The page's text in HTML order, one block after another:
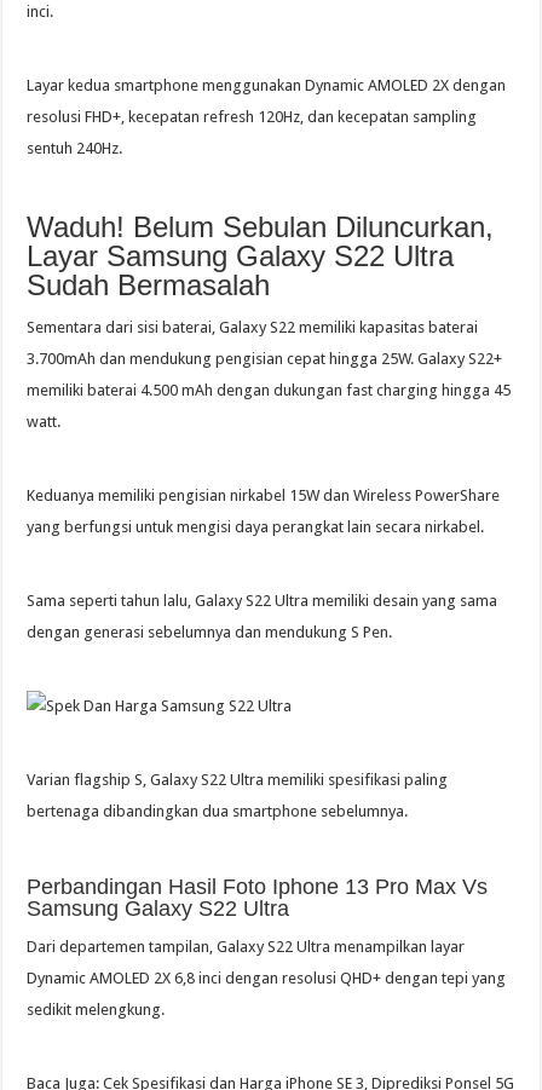
inci.
Layar kedua smartphone menggunakan Dynamic AMOLED 2X dengan
resolusi FHD+, kecepatan refresh 120Hz, dan kecepatan sampling
sentuh 240Hz.
Waduh! Belum Sebulan Diluncurkan,
Layar Samsung Galaxy S22 Ultra
Sudah Bermasalah
Sementara dari sisi baterai, Galaxy S22 memiliki kapasitas baterai
3.700mAh dan mendukung pengisian cepat hingga 25W. Galaxy S22+
memiliki baterai 4.500 mAh dengan dukungan fast charging hingga 45
watt.
Keduanya memiliki pengisian nirkabel 15W dan Wireless PowerShare
yang berfungsi untuk mengisi daya perangkat lain secara nirkabel.
Sama seperti tahun lalu, Galaxy S22 Ultra memiliki desain yang sama
dengan generasi sebelumnya dan mendukung S Pen.
Varian flagship S, Galaxy S22 Ultra memiliki spesifikasi paling
bertenaga dibandingkan dua smartphone sebelumnya.
Perbandingan Hasil Foto Iphone 13 Pro Max Vs
Samsung Galaxy S22 Ultra
Dari departemen tampilan, Galaxy S22 Ultra menampilkan layar
Dynamic AMOLED 2X 6,8 inci dengan resolusi QHD+ dengan tepi yang
sedikit melengkung.
Baca Juga: Cek Spesifikasi dan Harga iPhone SE 3, Diprediksi Ponsel 5G